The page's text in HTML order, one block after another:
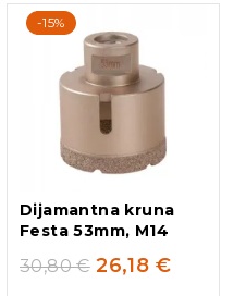
-15%
Dijamantna kruna
Festa 53mm, M14
30,80€ 26,18 €